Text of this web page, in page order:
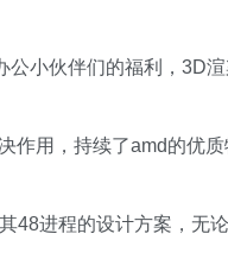
公小伙伴们的福利，3D
作用，持续了amd的优
48进程的设计方案，无